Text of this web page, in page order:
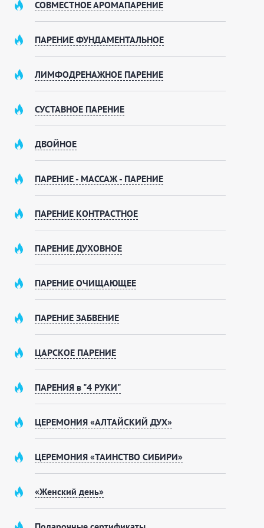
регулировать под себя, с хлесткими вениками и
для тех, кто ценит невесомое тепло, — турецкий хаммам
и приятными. И когда вам покажется, что предел
огня в воду запоминается дрожью по коже и чувством,
Но «ТЕПЛО КЕЛО» — это не просто две парные и
— фито-пар, который мягко прогревает тело и
сеанс в банном чане: представьте, как вы сидите в
отпустило полностью, — в вашем распоряжении
напряжение. Мы не просто даём вам список услуг — мы
собираем программу отдыха под ваш ритм.
Отдельный разговор — еда. Вы можете заказать блюда
домашние блюда так, как привыкли. В просторной
десяти человек — здесь тепло, светло и уютно даже
ждать собственная парковка и только приятные
воспоминания об этом дне.
СОВМЕСТНОЕ АРОМАПАРЕНИЕ
ПАРЕНИЕ ФУНДАМЕНТАЛЬНОЕ
ЛИМФОДРЕНАЖНОЕ ПАРЕНИЕ
СУСТАВНОЕ ПАРЕНИЕ
ДВОЙНОЕ
ПАРЕНИЕ - МАССАЖ - ПАРЕНИЕ
ПАРЕНИЕ КОНТРАСТНОЕ
ПАРЕНИЕ ДУХОВНОЕ
ПАРЕНИЕ ОЧИЩАЮЩЕЕ
ПАРЕНИЕ ЗАБВЕНИЕ
ЦАРСКОЕ ПАРЕНИЕ
ПАРЕНИЯ в "4 РУКИ"
ЦЕРЕМОНИЯ «АЛТАЙСКИЙ ДУХ»
ЦЕРЕМОНИЯ «ТАИНСТВО СИБИРИ»
«Женский день»